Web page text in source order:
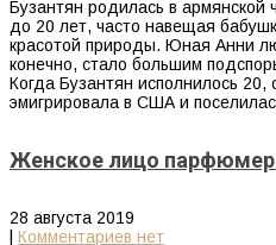
Бузантян родилась в армянской
до 20 лет, часто навещая
красотой природы. Юная Анни
конечно, стало большим
Когда Бузантян исполнилось
эмигрировала в США и
Женское лицо
28 августа 2019
Комментариев нет